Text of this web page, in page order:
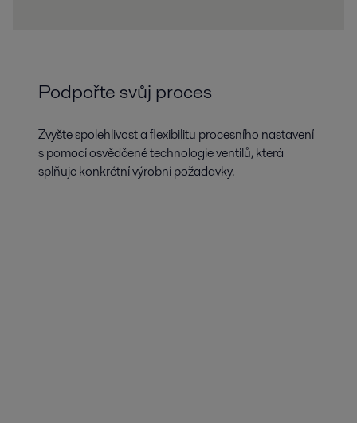
Podpořte svůj proces
Zvyšte spolehlivost a flexibilitu procesního nastavení
s pomocí osvědčené technologie ventilů, která
splňuje konkrétní výrobní požadavky.